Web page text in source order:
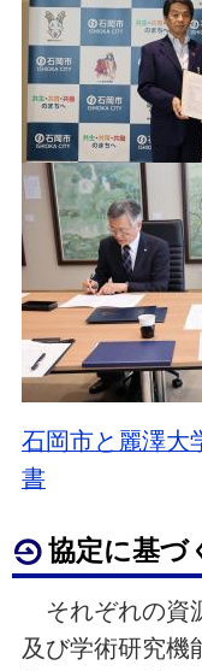
石岡市と麗澤大
書
協定に基づ
それぞれの資
及び学術研究機